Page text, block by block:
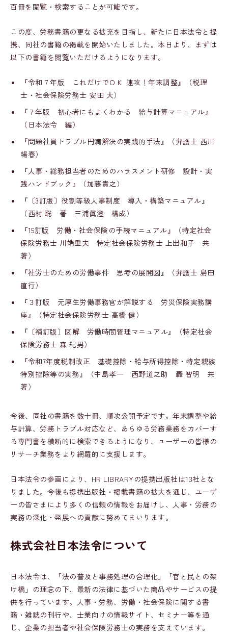
百冊を閲覧・検索することが可能です。
この度、労務書籍の更なる拡充を目指し、新たに日本法令と提
携、同社の書籍の掲載を開始いたしました。本日より、まずは
以下の書籍を閲覧いただけるようになります。
『令和７年版 これだけでＯＫ 速攻！年末調整』（税理
士・社会保険労務士 安田 大）
『７年版 初心者にもよくわかる 給与計算マニュアル』
（日本法令 編）
『問題社員トラブル円満解決の実践的手法』（弁護士 西川
暢春）
『人事・総務担当者のためのハラスメント研修 設計・実
践ハンドブック』（加藤貴之）
『〔3訂版〕役割等級人事制度 導入・構築マニュアル』
（西村 聡 著 三浦眞澄 構成）
『15訂版 労働・社会保険の手続マニュアル』（特定社会
保険労務士 川端重夫 特定社会保険労務士 上出和子 共
著）
『社労士のための労働事件 思考の展開図』（弁護士 島田
直行）
『３訂版 元厚生労働事務官が解説する 労災保険実務講
座』（特定社会保険労務士 高橋 健）
『〔補訂版〕図解 労働時間管理マニュアル』（特定社会
保険労務士 森 紀男）
『令和7年度税制改正 基礎控除・給与所得控除・特定親族
特別控除等の実務』（中島孝一 西野道之助 轟 智明 共
著）
今後、同社の書籍を数十冊、順次公開予定です。年末調整や給
与計算、労務トラブル対応など、あらゆる労務業務をカバーす
る専門書を横断的に検索できるようになり、ユーザーの皆様の
リサーチ業務をより網羅的に支援します。
日本法令の参画により、HR LIBRARYの提携出版社は13社とな
りました。今後も提携出版社・掲載書籍の拡大を通じ、ユーザ
ーの皆さまにより多くの信頼の情報をお届けし、人事・労務の
実務の深化・発展への貢献に努めてまいります。
株式会社日本法令について
日本法令は、「法の普及と事務処理の合理化」「官と民との架
け橋」の理念の下、最新の法律に基づいた商品やサービスの提
供を行っています。人事・労務、労働・社会保険に関する書
籍・雑誌の刊行や、士業向けの情報サイト、セミナー等を通
じ、企業の担当者や社会保険労務士の実務を支えています。